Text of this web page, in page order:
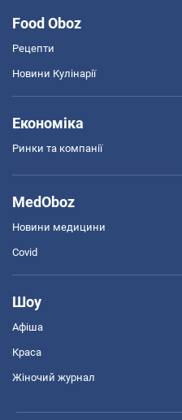
Food Oboz
Рецепти
Новини Кулінарії
Економіка
Ринки та компанії
MedOboz
Новини медицини
Covid
Шоу
Афіша
Краса
Жіночий журнал